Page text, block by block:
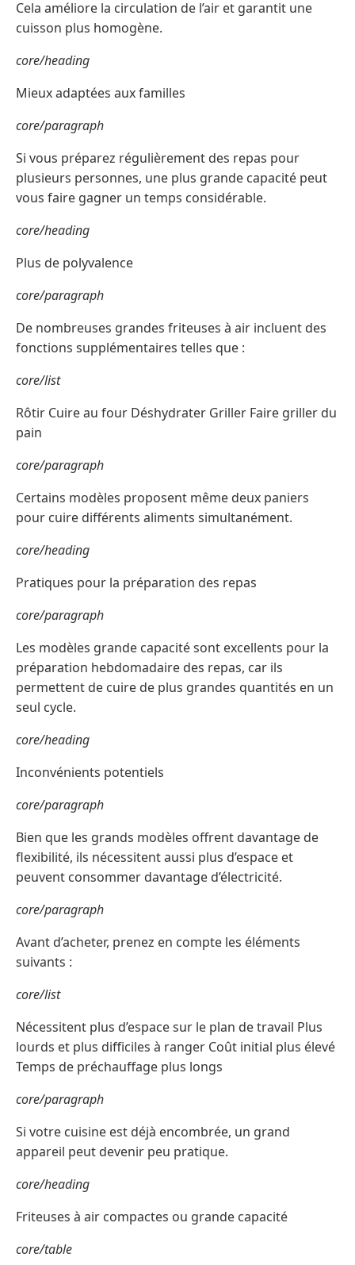
Cela améliore la circulation de l’air et garantit une
cuisson plus homogène.
core/heading
Mieux adaptées aux familles
core/paragraph
Si vous préparez régulièrement des repas pour
plusieurs personnes, une plus grande capacité peut
vous faire gagner un temps considérable.
core/heading
Plus de polyvalence
core/paragraph
De nombreuses grandes friteuses à air incluent des
fonctions supplémentaires telles que :
core/list
Rôtir Cuire au four Déshydrater Griller Faire griller du
pain
core/paragraph
Certains modèles proposent même deux paniers
pour cuire différents aliments simultanément.
core/heading
Pratiques pour la préparation des repas
core/paragraph
Les modèles grande capacité sont excellents pour la
préparation hebdomadaire des repas, car ils
permettent de cuire de plus grandes quantités en un
seul cycle.
core/heading
Inconvénients potentiels
core/paragraph
Bien que les grands modèles offrent davantage de
flexibilité, ils nécessitent aussi plus d’espace et
peuvent consommer davantage d’électricité.
core/paragraph
Avant d’acheter, prenez en compte les éléments
suivants :
core/list
Nécessitent plus d’espace sur le plan de travail Plus
lourds et plus difficiles à ranger Coût initial plus élevé
Temps de préchauffage plus longs
core/paragraph
Si votre cuisine est déjà encombrée, un grand
appareil peut devenir peu pratique.
core/heading
Friteuses à air compactes ou grande capacité
core/table